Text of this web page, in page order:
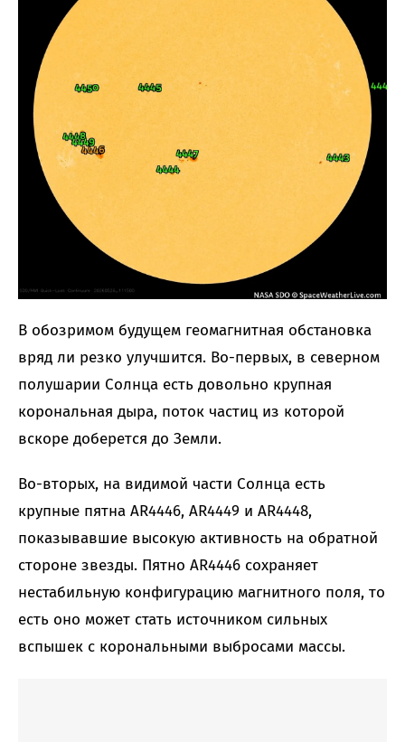
В обозримом будущем геомагнитная обстановка
вряд ли резко улучшится. Во-первых, в северном
полушарии Солнца есть довольно крупная
корональная дыра, поток частиц из которой
вскоре доберется до Земли.
Во-вторых, на видимой части Солнца есть
крупные пятна AR4446, AR4449 и AR4448,
показывавшие высокую активность на обратной
стороне звезды. Пятно AR4446 сохраняет
нестабильную конфигурацию магнитного поля, то
есть оно может стать источником сильных
вспышек с корональными выбросами массы.